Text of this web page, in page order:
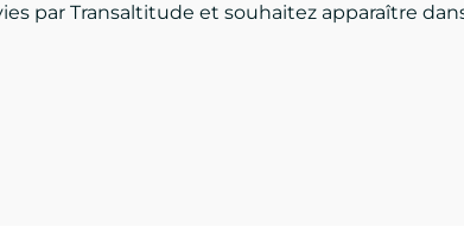
par Transaltitude et souhaitez apparaître